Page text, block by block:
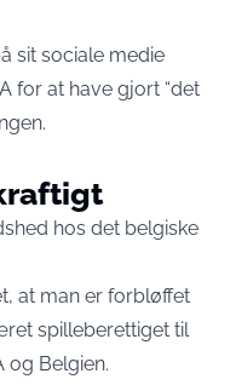
sit sociale medie
for at have gjort “det
hos det belgiske
at man er forbløffet
spilleberettiget til
og Belgien.